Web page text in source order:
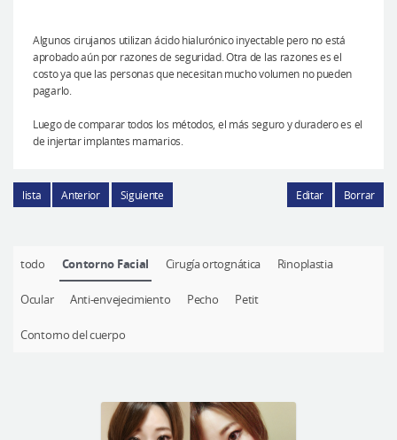
Algunos cirujanos utilizan ácido hialurónico inyectable pero no está
aprobado aún por razones de seguridad. Otra de las razones es el
costo ya que las personas que necesitan mucho volumen no pueden
pagarlo.
Luego de comparar todos los métodos, el más seguro y duradero es el
de injertar implantes mamarios.
lista Anterior Siguiente Editar Borrar
todo Contorno Facial Cirugía ortognática Rinoplastia
Ocular Anti-envejecimiento Pecho Petit
Contorno del cuerpo